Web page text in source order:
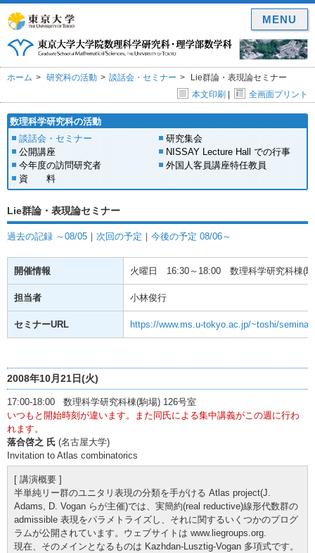
ホーム 研究科の活動 談話会・セミナー
Lie群論・表現論セミナー
本文印刷 | 全画面プリント
数理科学研究科の活動
談話会・セミナー
研究集会
公開講座
NISSAY Lecture Hall での行事
今年度の訪問研究者
外国人客員講座特任教員
資 料
Lie群論・表現論セミナー
過去の記録 ～08/05 ｜ 次回の予定 ｜ 今後の予定 08/06～
開催情報 火曜日 16:30～18:00 数理科学研究科棟(
担当者 小林俊行
セミナーURL https://www.ms.u-tokyo.ac.jp/~toshi/
2008年10月21日(火)
17:00-18:00 数理科学研究科棟(駒場) 126号室
いつもと開始時刻が違います。また同氏による集中講義がこの週に行わ
れます。
落合啓之 氏 (名古屋大学)
Invitation to Atlas combinatorics
[ 講演概要 ]
半単純リー群のユニタリ表現の分類を手がける Atlas project(J.
Adams, D. Vogan らが主催)では、実簡約(real reductive)線形代数群の
admissible 表現をパラメトライズし、それに関するいくつかのプログ
ラムが公開されています。ウェブサイトは www.liegroups.org.
現在、そのメインとなるものは Kazhdan-Lusztig-Vogan 多項式です。
MENU